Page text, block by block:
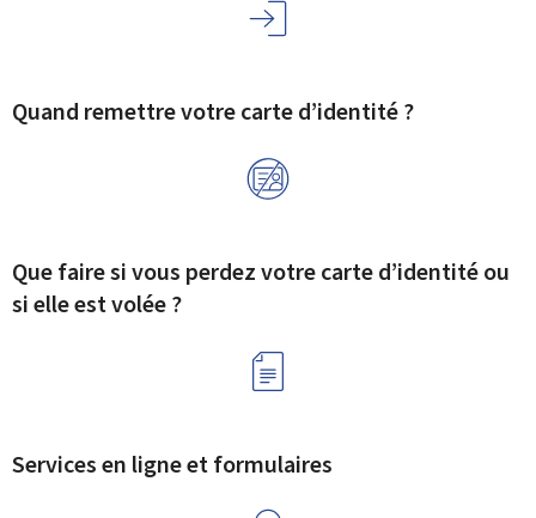
Quand remettre votre carte d’identité ?
Que faire si vous perdez votre carte d’identité ou
si elle est volée ?
Services en ligne et formulaires